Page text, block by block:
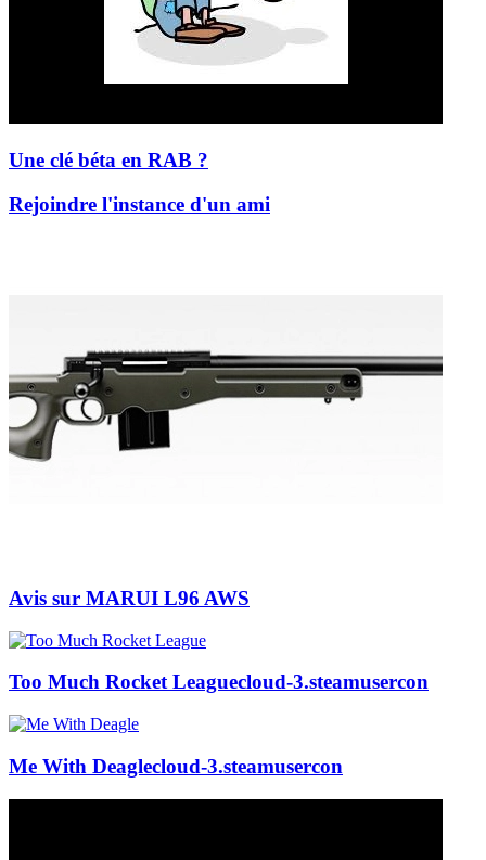
Une clé béta en RAB ?
Rejoindre l'instance d'un ami
Avis sur MARUI L96 AWS
Too Much Rocket Leaguecloud-3.steamusercon
Me With Deaglecloud-3.steamusercon